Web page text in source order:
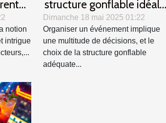
notion
intrigue
structure gonflable idéale
pour votre événement
Dimanche 18 mai 2025 01:22
Organiser un événement implique
une multitude de décisions, et le
choix de la structure gonflable
adéquate...